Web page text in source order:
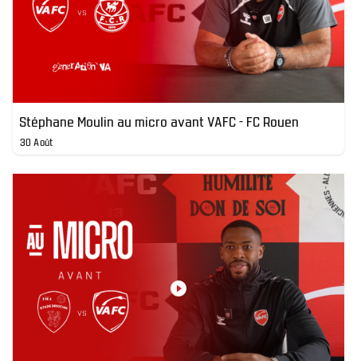
Stéphane Moulin au micro avant VAFC - FC Rouen
30 Août